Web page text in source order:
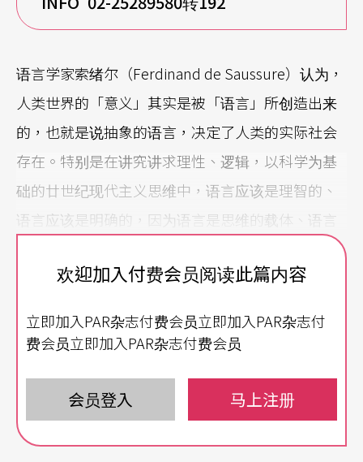
语言学家索绪尔（Ferdinand de Saussure）认为，
人类世界的「意义」其实是被「语言」所创造出来
的，也就是说抽象的语言，决定了人类的实际社会
存在。特别是在讲究讲求理性、逻辑，以科学为基
础的廿世纪现代主义思维中，语言应该是理智的、
语言应该是明确的，因为语言是思维的载体、语言
是交流的工具……但是在一九五○年左右的巴黎，
却有一批「外籍兵团」（刘森尧语）剧作家，他们
们身处世界的瞬间毁灭，并延续对人类生存，持怀
中，表达「人生本来就是没有任何意义的」之深切
体悟。
欢迎加入付费会员阅读此篇内容
立即加入PAR杂志付费会员立即加入PAR杂志付
费会员立即加入PAR杂志付费会员
会员登入 马上注册